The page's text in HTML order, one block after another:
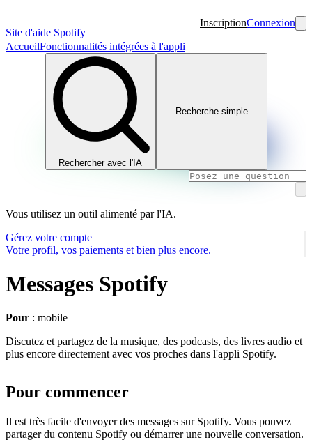
Site d'aide Spotify
InscriptionConnexion
AccueilFonctionnalités intégrées à l'appli
Rechercher avec l'IA
Recherche simple
Vous utilisez un outil alimenté par l'IA.
Gérez votre compte
Votre profil, vos paiements et bien plus encore.
Messages Spotify
Pour : mobile
Discutez et partagez de la musique, des podcasts, des livres audio et
plus encore directement avec vos proches dans l'appli Spotify.
Pour commencer
Il est très facile d'envoyer des messages sur Spotify. Vous pouvez
partager du contenu Spotify ou démarrer une nouvelle conversation.